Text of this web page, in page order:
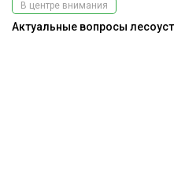
В центре внимания
Актуальные вопросы